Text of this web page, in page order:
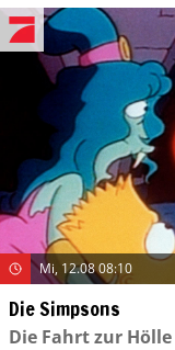
Mi, 12.08 08:10
Die Simpsons
Die Fahrt zur Hölle